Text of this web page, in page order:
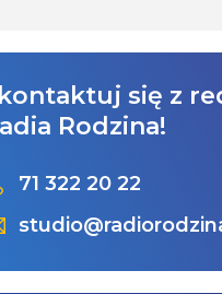
się z
Rodzina!
71 322 20 22